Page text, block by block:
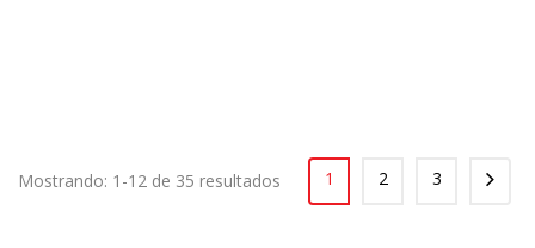
Mostrando: 1-12 de 35 resultados 1 2 3